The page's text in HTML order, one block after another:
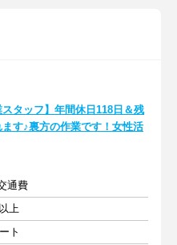
スタッフ】年間休日118日＆残
す♪裏方の作業です！女性活
通費
上
ト